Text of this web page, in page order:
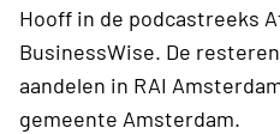
Hooff in de podcastreeks
BusinessWise. De
aandelen in RAI
gemeente Amsterdam.